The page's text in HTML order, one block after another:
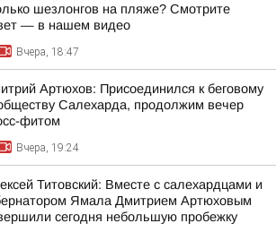
шезлонгов на пляже? Смотрите
— в нашем видео
Вчера, 18:47
Артюхов: Присоединился к беговому
Салехарда, продолжим вечер
фитом
Вчера, 19:24
Титовский: Вместе с салехардцами и
Ямала Дмитрием Артюховым
сегодня небольшую пробежку